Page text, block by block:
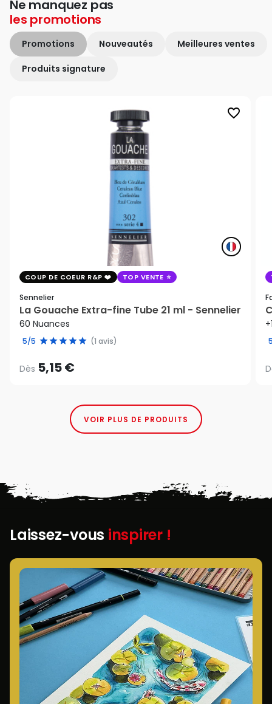
Ne manquez pas
les promotions
Promotions Nouveautés Meilleures ventes
Produits signature
favorite_border
COUP DE COEUR R&P TOP VENTE
Sennelier
La Gouache Extra-fine Tube 21 ml - Sennelier
60 Nuances
5/5 (1 avis)
Dès 5,15 €
VOIR PLUS DE PRODUITS
Laissez-vous inspirer !